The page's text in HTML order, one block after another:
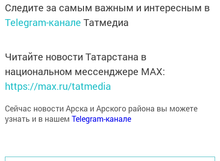
Следите за самым важным и интересным в
Telegram-канале Татмедиа
Читайте новости Татарстана в
национальном мессенджере MАХ:
https://max.ru/tatmedia
Сейчас новости Арска и Арского района вы можете
узнать и в нашем Telegram-канале